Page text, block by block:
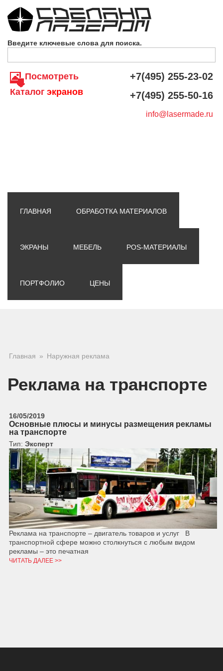
Введите ключевые слова для поиска.
Посмотреть
Каталог экранов
+7(495) 255-23-02
+7(495) 255-50-16
info@lasermade.ru
ГЛАВНАЯ ОБРАБОТКА МАТЕРИАЛОВ
ЭКРАНЫ МЕБЕЛЬ POS-МАТЕРИАЛЫ
ПОРТФОЛИО ЦЕНЫ
Вы здесь
Главная » Наружная реклама
Реклама на транспорте
16/05/2019
Основные плюсы и минусы размещения рекламы
на транспорте
Тип: Эксперт
Реклама на транспорте – двигатель товаров и услуг В
транспортной сфере можно столкнуться с любым видом
рекламы – это печатная
ЧИТАТЬ ДАЛЕЕ >>